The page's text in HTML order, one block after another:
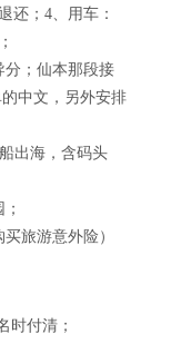
还；4、用车：
分；仙本那段接
中文，另外安排
出海，含码头
旅游意外险）
时付清；